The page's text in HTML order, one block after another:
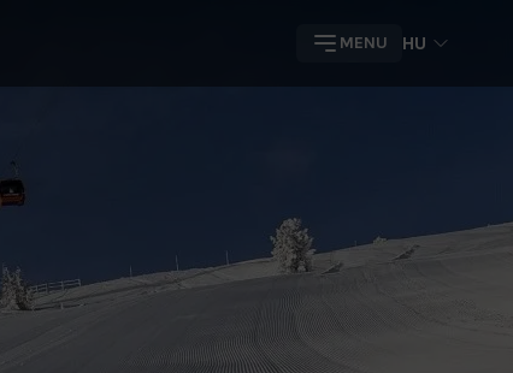
MENU HU